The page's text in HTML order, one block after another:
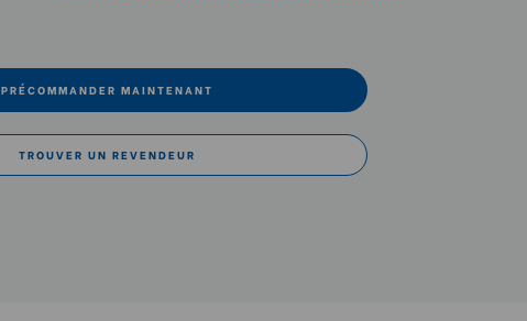
PRÉCOMMANDER MAINTENANT
TROUVER UN REVENDEUR